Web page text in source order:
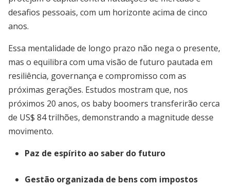
desafios pessoais, com um horizonte acima de cinco
anos.
Essa mentalidade de longo prazo não nega o presente,
mas o equilibra com uma visão de futuro pautada em
resiliência, governança e compromisso com as
próximas gerações. Estudos mostram que, nos
próximos 20 anos, os baby boomers transferirão cerca
de US$ 84 trilhões, demonstrando a magnitude desse
movimento.
Paz de espírito ao saber do futuro
Gestão organizada de bens com impostos